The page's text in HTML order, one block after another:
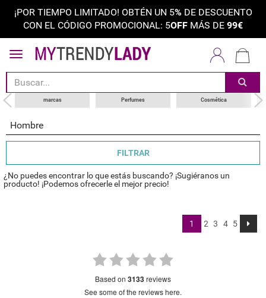
¡POR TIEMPO LIMITADO! OBTÉN UN 5%DE DESCUENTO
CON EL CÓDIGO PROMOCIONAL: 5OFF MÁS DE 99€
marcas Perfumes Cosmética
Hombre
ordenar por
categoría
choose your brand
FILTRAR
¿No puedes encontrar lo que estás buscando? ¡Sugiéranos un
producto! ¡Podemos ofrecerle el mejor precio!
1 2 3 4 5
based on 3133reviews
see some of the reviews here.